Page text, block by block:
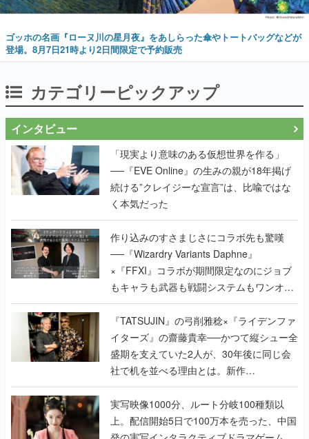
ゴッホの名画『ローヌ川の星月夜』をあしらった傘やトートバッグなどが
登場。8月7日21時より2日間限定で予約販売
カテゴリーピックアップ
インタビュー
「現実より意味のある仮想世界を作る」
──『EVE Online』の生みの親が18年掲げ
続ける”クレイジーな宣言”は、比喩ではな
く本気だった
作り込みのすさまじさにコラボ先も驚嘆
──『Wizardry Variants Daphne』
×『FFXI』コラボが期間限定なのにジョブ
もキャラも武器も戦闘システムもワンオフ
で作り込まれた理由を両ディレクターに聞
く
『TATSUJIN』の弓削雅稔×『ライデンファ
イターズ』の齋藤貴幸──かつて縦シュー全
盛期を支えていた2人が、30年後に同じ会
社で机を並べる理由とは。新作
『TATSUJIN EXTREME』で初タッグを組
んだレジェンド2人に訊く開発秘話
実写映像1000分、ルート分岐100種類以
上。配信開始5日で100万本を売った、中国